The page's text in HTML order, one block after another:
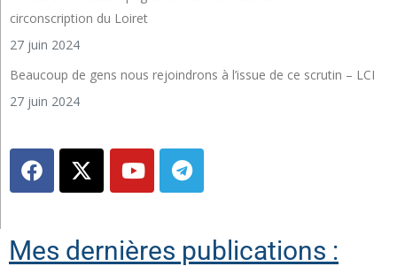
circonscription du Loiret
27 juin 2024
Beaucoup de gens nous rejoindrons à l’issue de ce scrutin – LCI
27 juin 2024
Mes dernières publications :